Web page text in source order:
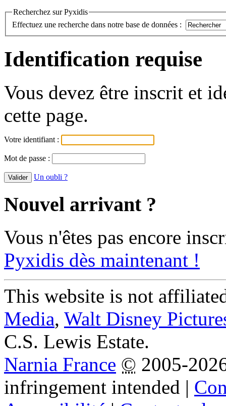
Recherchez sur Pyxidis
Effectuez une recherche dans notre base de données :
Identification requise
Vous devez être inscrit et
cette page.
Votre identifiant :
Mot de passe :
Un oubli ?
Nouvel arrivant ?
Vous n'êtes pas encore
Pyxidis dès maintenant !
This website is not
Media, Walt Disney
C.S. Lewis Estate.
Narnia France © 2005-
infringement intended |